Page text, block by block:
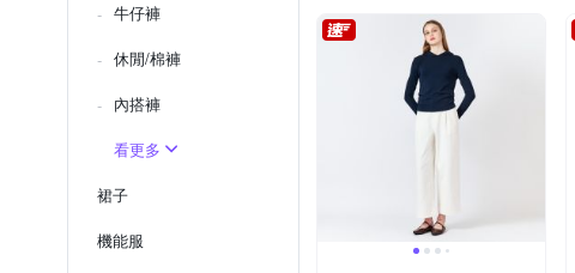
牛仔褲
休閒/棉褲
內搭褲
看更多
裙子
機能服